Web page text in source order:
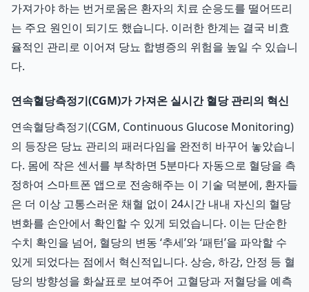
가져가야 하는 번거로움은 환자의 치료 순응도를 떨어뜨리
는 주요 원인이 되기도 했습니다. 이러한 한계는 결국 비효
율적인 관리로 이어져 당뇨 합병증의 위험을 높일 수 있습니
다.
연속혈당측정기(CGM)가 가져온 실시간 혈당 관리의 혁신
연속혈당측정기(CGM, Continuous Glucose Monitoring)
의 등장은 당뇨 관리의 패러다임을 완전히 바꾸어 놓았습니
다. 몸에 작은 센서를 부착하면 5분마다 자동으로 혈당을 측
정하여 스마트폰 앱으로 전송해주는 이 기술 덕분에, 환자들
은 더 이상 고통스러운 채혈 없이 24시간 내내 자신의 혈당
변화를 손안에서 확인할 수 있게 되었습니다. 이는 단순한
수치 확인을 넘어, 혈당의 변동 ‘추세’와 ‘패턴’을 파악할 수
있게 되었다는 점에서 혁신적입니다. 상승, 하강, 안정 등 혈
당의 방향성을 화살표로 보여주어 고혈당과 저혈당을 예측